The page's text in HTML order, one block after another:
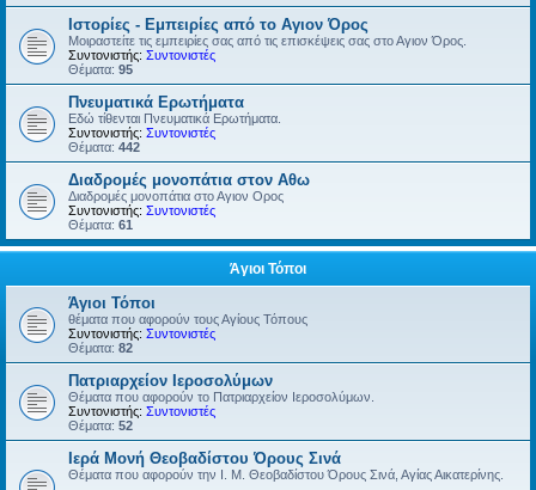
Ιστορίες - Εμπειρίες από το Αγιον Όρος
Μοιραστείτε τις εμπειρίες σας από τις επισκέψεις σας στο Αγιον Όρος.
Συντονιστής: Συντονιστές
Θέματα: 95
Πνευματικά Ερωτήματα
Εδώ τίθενται Πνευματικά Ερωτήματα.
Συντονιστής: Συντονιστές
Θέματα: 442
Διαδρομές μονοπάτια στον Αθω
Διαδρομές μονοπάτια στο Αγιον Ορος
Συντονιστής: Συντονιστές
Θέματα: 61
Άγιοι Τόποι
Άγιοι Τόποι
θέματα που αφορούν τους Αγίους Τόπους
Συντονιστής: Συντονιστές
Θέματα: 82
Πατριαρχείον Ιεροσολύμων
Θέματα που αφορούν το Πατριαρχείον Ιεροσολύμων.
Συντονιστής: Συντονιστές
Θέματα: 52
Ιερά Μονή Θεοβαδίστου Όρους Σινά
Θέματα που αφορούν την Ι. Μ. Θεοβαδίστου Όρους Σινά, Αγίας Αικατερίνης.